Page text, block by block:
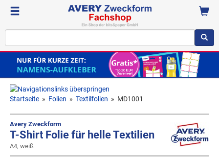
Startseite » Folien » Textilfolien » MD1001
Avery Zweckform
T-Shirt Folie für helle Textilien
A4, weiß